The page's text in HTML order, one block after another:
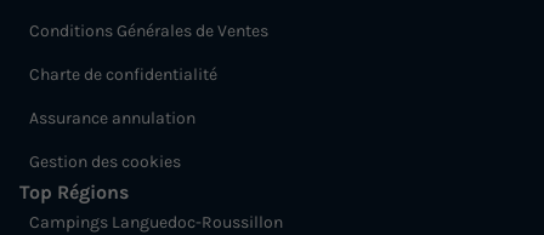
Conditions Générales de Ventes
Charte de confidentialité
Assurance annulation
Gestion des cookies
Top Régions
Campings Languedoc-Roussillon